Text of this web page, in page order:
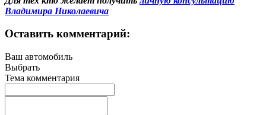
Владимира Николаевича
Оставить комментарий:
Ваш автомобиль
Выбрать
Тема комментария